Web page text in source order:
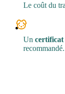
Le coût du
Un certificat
recommandé.